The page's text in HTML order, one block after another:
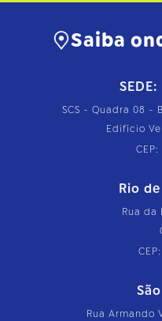
Saiba
SCS - Quadra 08 -
Edifício
Rio
Rua da
Rua Armando